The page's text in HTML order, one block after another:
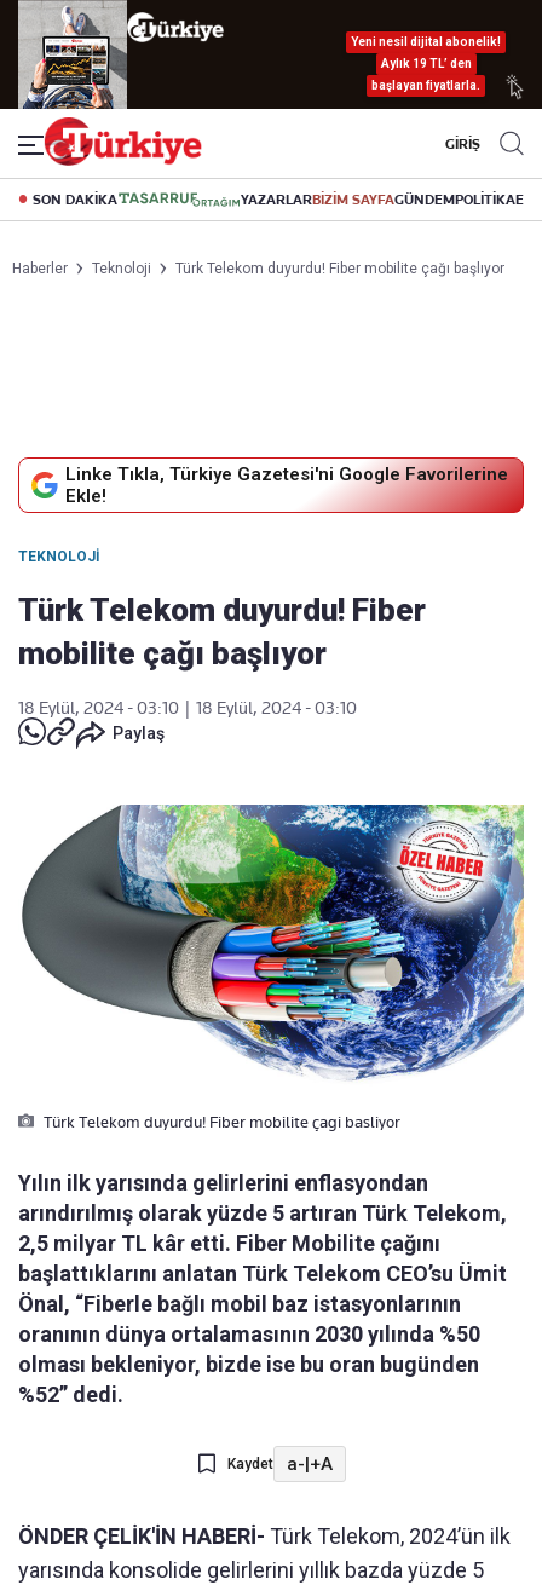
Yeni nesil dijital abonelik!
Aylık 19 TL’ den
başlayan fiyatlarla.
GİRİŞ
SON DAKİKA YAZARLARBİZİM SAYFAGÜNDEMPOLİTİKA
Haberler Teknoloji Türk Telekom duyurdu! Fiber mobilite çağı başlıyor
Linke Tıkla, Türkiye Gazetesi'ni Google Favorilerine
Ekle!
TEKNOLOJI
Türk Telekom duyurdu! Fiber
mobilite çağı başlıyor
18 Eylül, 2024 - 03:10
18 Eylül, 2024 - 03:10
Paylaş
Türk Telekom duyurdu! Fiber mobilite çagi basliyor
Yılın ilk yarısında gelirlerini enflasyondan
arındırılmış olarak yüzde 5 artıran Türk Telekom,
2,5 milyar TL kâr etti. Fiber Mobilite çağını
başlattıklarını anlatan Türk Telekom CEO’su Ümit
Önal, “Fiberle bağlı mobil baz istasyonlarının
oranının dünya ortalamasının 2030 yılında %50
olması bekleniyor, bizde ise bu oran bugünden
%52” dedi.
Kaydet a-|+A
ÖNDER ÇELİK'İN HABERİ- Türk Telekom, 2024’ün ilk
yarısında konsolide gelirlerini yıllık bazda yüzde 5